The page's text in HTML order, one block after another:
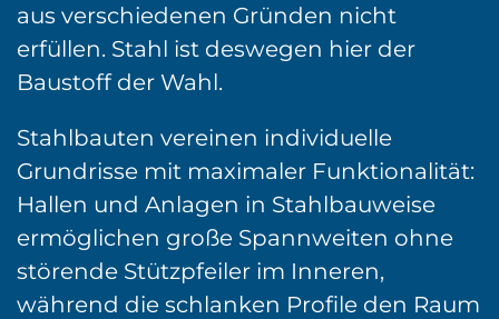
aus verschiedenen Gründen nicht
erfüllen. Stahl ist deswegen hier der
Baustoff der Wahl.
Stahlbauten vereinen individuelle
Grundrisse mit maximaler Funktionalität:
Hallen und Anlagen in Stahlbauweise
ermöglichen große Spannweiten ohne
störende Stützpfeiler im Inneren,
während die schlanken Profile den Raum